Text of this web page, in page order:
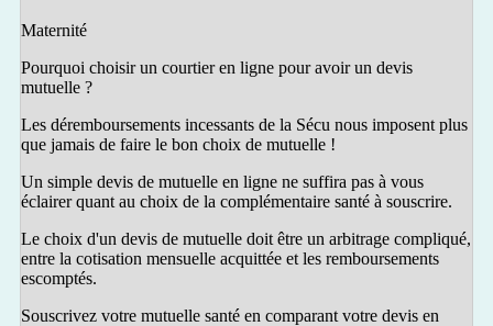
Maternité
Pourquoi choisir un courtier en ligne pour avoir un devis
mutuelle ?
Les déremboursements incessants de la Sécu nous imposent plus
que jamais de faire le bon choix de mutuelle !
Un simple devis de mutuelle en ligne ne suffira pas à vous
éclairer quant au choix de la complémentaire santé à souscrire.
Le choix d'un devis de mutuelle doit être un arbitrage compliqué,
entre la cotisation mensuelle acquittée et les remboursements
escomptés.
Souscrivez votre mutuelle santé en comparant votre devis en